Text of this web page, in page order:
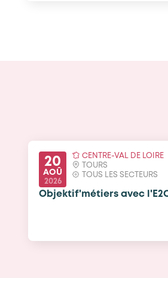
20
AOÛ
2026
CENTRE-VAL DE LOIRE
TOURS
TOUS LES SECTEURS
Objektif'métiers avec